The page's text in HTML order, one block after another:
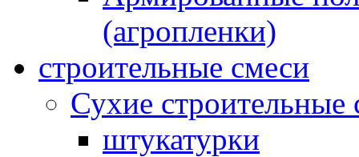
(агропленки)
строительные смеси
Сухие строительные
штукатурки